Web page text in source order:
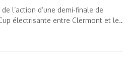
l’action d’une demi-finale de
électrisante entre Clermont et les